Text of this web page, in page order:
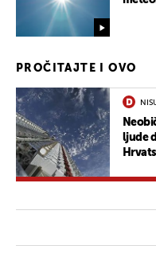
PROČITAJTE I OVO
ljude